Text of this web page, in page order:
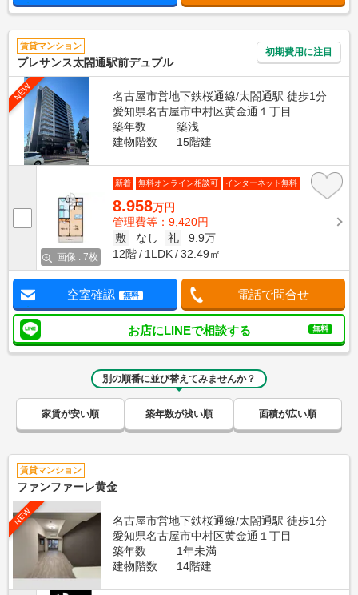
賃貸マンション
プレサンス太閤通駅前デュプル
初期費用に注目
NEW
名古屋市営地下鉄桜通線/太閤通駅 徒歩1分
愛知県名古屋市中村区黄金通１丁目
築年数
築浅
建物階数
15階建
画像 : 7枚
新着 無料オンライン相談可 インターネット無料
8.958万円
管理費等：9,420円
敷
なし 礼
9.9万
12階
1LDK 32.49㎡
空室確認 無料 電話で問合せ
お店にLINEで相談する 無料
別の順番に並び替えてみませんか？
家賃が安い順 築年数が浅い順 面積が広い順
賃貸マンション
ファンファーレ黄金
NEW
名古屋市営地下鉄桜通線/太閤通駅 徒歩1分
愛知県名古屋市中村区黄金通１丁目
築年数
1年未満
建物階数
14階建